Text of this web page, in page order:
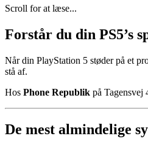
Scroll for at læse...
Forstår du din PS5’s
Når din PlayStation 5 støder på et
stå af.
Hos Phone Republik på Tagensvej
De mest almindelige